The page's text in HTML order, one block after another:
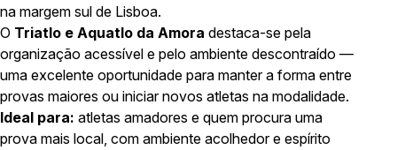
na margem sul de Lisboa.
O Triatlo e Aquatlo da Amora destaca-se pela
organização acessível e pelo ambiente descontraído —
uma excelente oportunidade para manter a forma entre
provas maiores ou iniciar novos atletas na modalidade.
Ideal para: atletas amadores e quem procura uma
prova mais local, com ambiente acolhedor e espírito